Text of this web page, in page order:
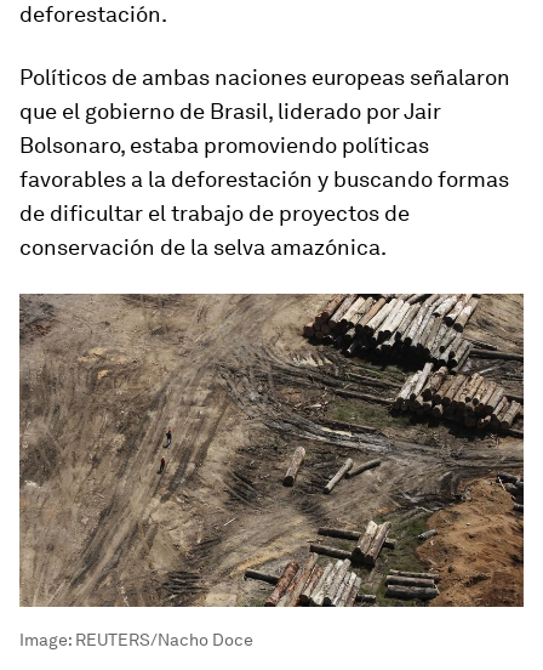
deforestación.
Políticos de ambas naciones europeas señalaron
que el gobierno de Brasil, liderado por Jair
Bolsonaro, estaba promoviendo políticas
favorables a la deforestación y buscando formas
de dificultar el trabajo de proyectos de
conservación de la selva amazónica.
Image: REUTERS/Nacho Doce